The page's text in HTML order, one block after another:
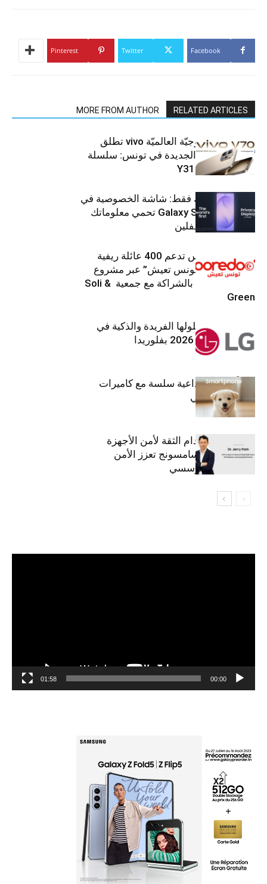
Facebook
Twitter
Pinterest
RELATED ARTICLES
MORE FROM AUTHOR
العلامة التّكنولوجيّة العالميّة vivo تطلق
هواتفها الذكيّة الجديدة في تونس: سلسلة
V70 وسلسلة Y31
شاشتك، لعينيك فقط: شاشة الخصوصية في
جهاز Galaxy S26 Ultra تحمي معلوماتك
من أعين المتطفلين
Ooredoo تونس تدعم 400 عائلة ريفية
ضمن برنامج “تونس تعيش” عبر مشروع
تنموي مستدام بالشراكة مع جمعية Soli &
Green
إل جي تقدم حلولها الفريدة والذكية في
معرض (KBIS) 2026 بفلوريدا
قريباً: تجربة إبداعية سلسة مع كاميرات
أجهزة جالاكسي
استراتيجية انعدام الثقة لأمن الأجهزة
المحمولة من سامسونج تعزز الأمن
السيبراني المؤسسي
00:00
01:58